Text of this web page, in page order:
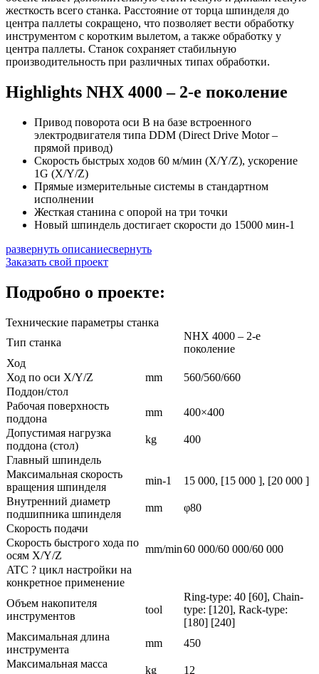
жесткость всего станка. Расстояние от торца шпинделя до
центра паллеты сокращено, что позволяет вести обработку
инструментом с коротким вылетом, а также обработку у
центра паллеты. Станок сохраняет стабильную
производительность при различных типах обработки.
Highlights NHX 4000 – 2-е поколение
Привод поворота оси B на базе встроенного
электродвигателя типа DDM (Direct Drive Motor –
прямой привод)
Скорость быстрых ходов 60 м/мин (X/Y/Z), ускорение
1G (X/Y/Z)
Прямые измерительные системы в стандартном
исполнении
Жесткая станина с опорой на три точки
Новый шпиндель достигает скорости до 15000 мин-1
развернуть описаниесвернуть
Заказать свой проект
Подробно о проекте:
Технические параметры станка
Тип станка
NHX 4000 – 2-е
поколение
Ход
Ход по оси X/Y/Z
mm
560/560/660
Поддон/стол
Рабочая поверхность
поддона
mm
400×400
Допустимая нагрузка
поддона (стол)
kg
400
Главный шпиндель
Максимальная скорость
вращения шпинделя
min-1
15 000, [15 000 ], [20 000 ]
Внутренний диаметр
подшипника шпинделя
mm
φ80
Скорость подачи
Скорость быстрого хода по
осям X/Y/Z
mm/min60 000/60 000/60 000
ATC ? цикл настройки на
конкретное применение
Объем накопителя
инструментов
tool
Ring-type: 40 [60], Chain-
type: [120], Rack-type:
[180] [240]
Максимальная длина
инструмента
mm
450
Максимальная масса
kg 12